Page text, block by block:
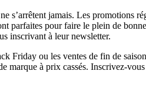
s’arrêtent jamais. Les promotions
parfaites pour faire le plein de
inscrivant à leur newsletter.
Friday ou les ventes de fin de
marque à prix cassés. Inscrivez-